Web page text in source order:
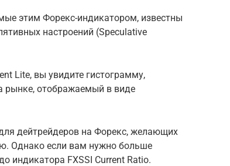
этим Форекс-индикатором, известны
настроений (Speculative
Lite, вы увидите гистограмму,
отображаемый в виде
дейтрейдеров на Форекс, желающих
Однако если вам нужно больше
индикатора FXSSI Current Ratio.